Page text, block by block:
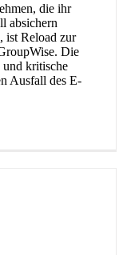
die ihr
absichern
ist Reload zur
Die
kritische
Ausfall des E-